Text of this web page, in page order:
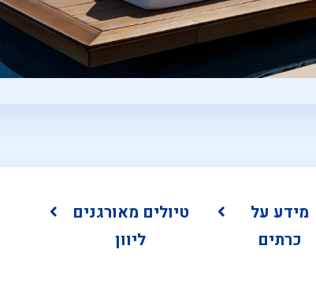
מידע על
כרתים
טיולים מאורגנים
ליוון